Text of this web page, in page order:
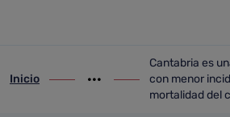
ir-a inicio
Inicio
Mostrar opciones del
ir-a Cantabria es
Cantabria es
con menor
mortalidad del